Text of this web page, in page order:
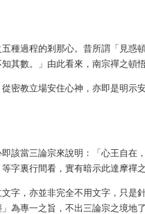
種過程的剎那心。昔所謂「見惑
其數。」由此看來，南宗禪之頓
從密教立場安住心神，亦即是明
該當三論宗來說明：「心王自在
字裏行間看，實有暗示此達摩禪
字，亦並非完全不用文字，只是
為專一之旨，不出三論宗之境地